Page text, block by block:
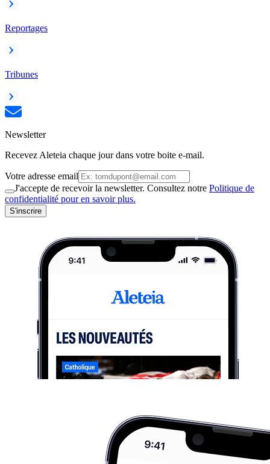
Reportages
Tribunes
Newsletter
Recevez Aleteia chaque jour dans votre boite e-mail.
Votre adresse email
J'accepte de recevoir la newsletter. Consultez notre Politique de
confidentialité pour en savoir plus.
S'inscrire